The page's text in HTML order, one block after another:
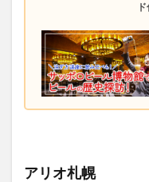
アリオ札幌